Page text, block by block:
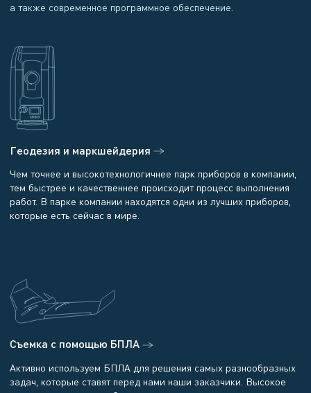
а также современное программное обеспечение.
Геодезия и маркшейдерия
Чем точнее и высокотехнологичнее парк приборов в компании,
тем быстрее и качественнее происходит процесс выполнения
работ. В парке компании находятся одни из лучших приборов,
которые есть сейчас в мире.
Съемка с помощью БПЛА
Активно используем БПЛА для решения самых разнообразных
задач, которые ставят перед нами наши заказчики. Высокое